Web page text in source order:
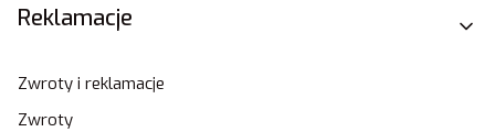
Reklamacje
Zwroty i reklamacje
Zwroty